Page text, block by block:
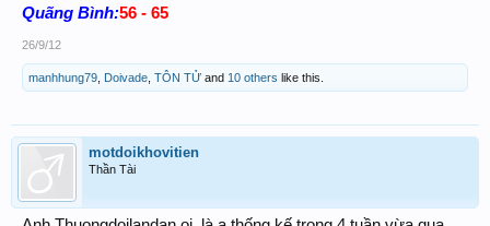
Quãng Bình:56 - 65
26/9/12
manhhung79 Doivade TÔN TỬ and 10 others like this.
motdoikhovitien
Thần Tài